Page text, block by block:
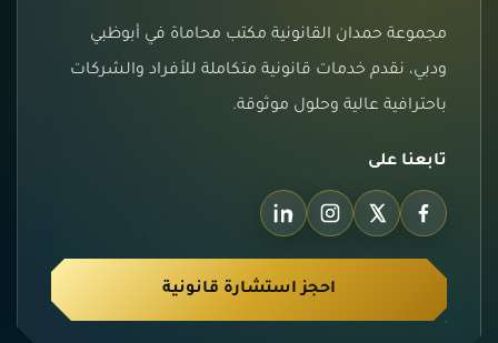
مجموعة حمدان القانونية مكتب محاماة في أبوظبي
ودبي، نقدم خدمات قانونية متكاملة للأفراد والشركات
باحترافية عالية وحلول موثوقة.
تابعنا على
احجز استشارة قانونية